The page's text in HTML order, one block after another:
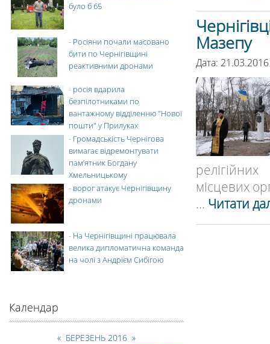
Мазепу
Дата:
місцевих
... Читати
було б 65
- Росіяни почали масовано
бити по Чернігівщині
реактивними дронами
- росія вдарила
безпілотниками по
вантажному відділенню "Нової
пошти" у Прилуках
- Громадськість Чернігова
вимагає відремонтувати
пам’ятник Богдану
Хмельницькому
- ворог атакує Чернігівщину
дронами
- На Чернігівщині працювала
велика дипломатична команда
на чолі з Андрієм Сибігою
Календар
« БЕРЕЗЕНЬ 2016 »